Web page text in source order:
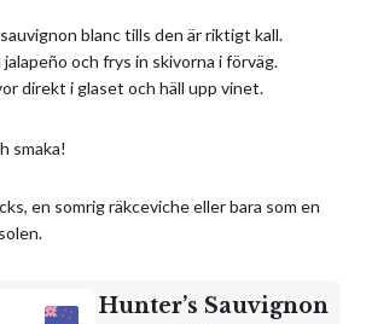
blanc tills den är riktigt kall.
jalapeño och frys in skivorna i förväg.
direkt i glaset och häll upp vinet.
smaka!
en somrig räkceviche eller bara som en
Hunter’s Sauvignon